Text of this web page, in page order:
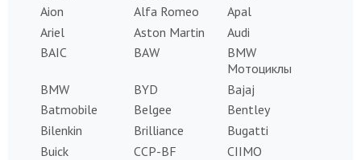
Aion
Alfa Romeo
Apal
Ariel
Aston Martin
Audi
BAIC
BAW
BMW
Мотоциклы
BMW
BYD
Bajaj
Batmobile
Belgee
Bentley
Bilenkin
Brilliance
Bugatti
Buick
CCP-BF
CIIMO